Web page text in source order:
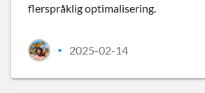
flerspråklig optimalisering.
• 2025-02-14